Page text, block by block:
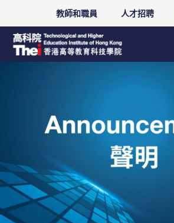
教師和職員 人才招聘